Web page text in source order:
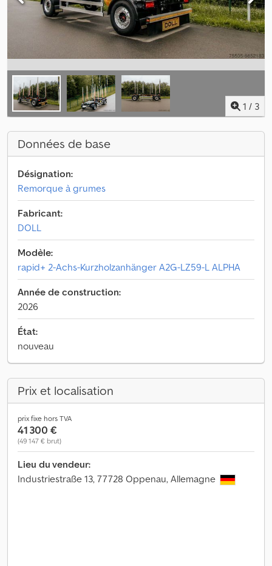
1 / 3
Données de base
Désignation:
Remorque à grumes
Fabricant:
DOLL
Modèle:
rapid+ 2-Achs-Kurzholzanhänger A2G-LZ59-L ALPHA
Année de construction:
2026
État:
nouveau
Prix et localisation
prix fixe hors TVA
41 300 €
(49 147 € brut)
Lieu du vendeur:
Industriestraße 13, 77728 Oppenau, Allemagne